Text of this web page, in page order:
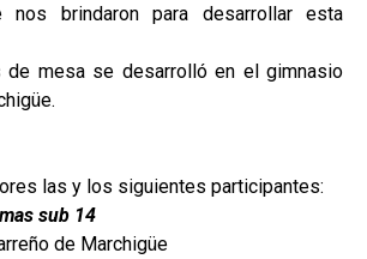
nos brindaron para desarrollar esta
de mesa se desarrolló en el gimnasio
las y los siguientes participantes:
sub 14
de Marchigüe